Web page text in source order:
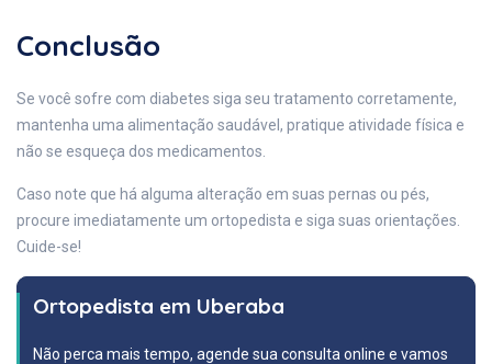
Conclusão
Se você sofre com diabetes siga seu tratamento corretamente,
mantenha uma alimentação saudável, pratique atividade física e
não se esqueça dos medicamentos.
Caso note que há alguma alteração em suas pernas ou pés,
procure imediatamente um ortopedista e siga suas orientações.
Cuide-se!
Ortopedista em Uberaba
Não perca mais tempo, agende sua consulta online e vamos